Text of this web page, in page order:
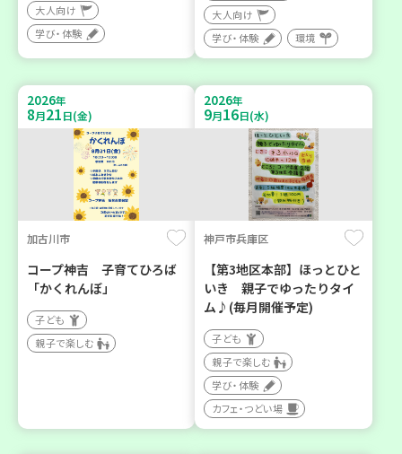
大人向け
学び・体験
大人向け
学び・体験
環境
2026年
8月21日(金)
加古川市
コープ神吉 子育てひろば
「かくれんぼ」
子ども
親子で楽しむ
2026年
9月16日(水)
神戸市兵庫区
【第3地区本部】ほっとひと
いき 親子でゆったりタイ
ム♪(毎月開催予定)
子ども
親子で楽しむ
学び・体験
カフェ・つどい場